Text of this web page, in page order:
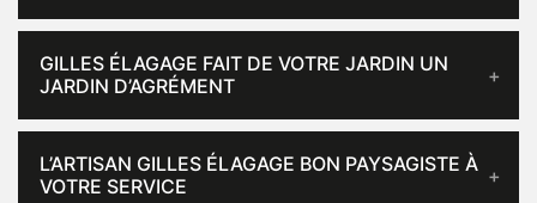
GILLES ÉLAGAGE FAIT DE VOTRE JARDIN UN
JARDIN D’AGRÉMENT
L’ARTISAN GILLES ÉLAGAGE BON PAYSAGISTE À
VOTRE SERVICE